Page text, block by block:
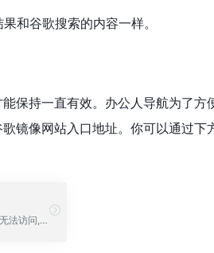
和谷歌搜索的内容一样。
保持一直有效。办公人导航为了方
镜像网站入口地址。你可以通过下
谷歌搜索镜像站,有的可能不稳定有时无法访问,大家在下方选择可用的访问即可。提示回车是换行的需要鼠标点击搜索按钮。